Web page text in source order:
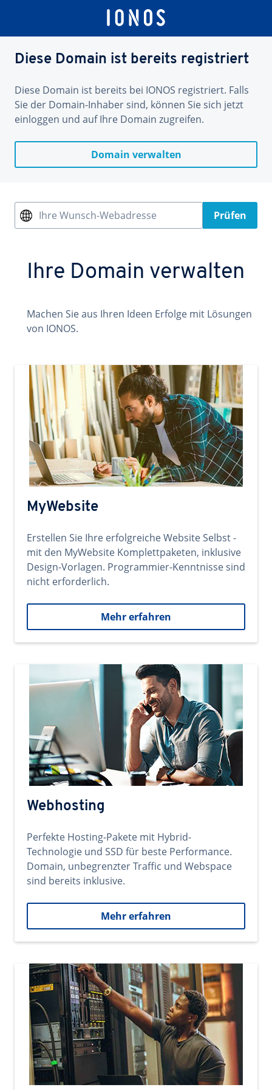
Diese Domain ist bereits registriert
Diese Domain ist bereits bei IONOS registriert. Falls
Sie der Domain-Inhaber sind, können Sie sich jetzt
einloggen und auf Ihre Domain zugreifen.
Domain verwalten
Ihre Wunsch-Webadresse Prüfen
Ihre Domain verwalten
Machen Sie aus Ihren Ideen Erfolge mit Lösungen
von IONOS.
MyWebsite
Erstellen Sie Ihre erfolgreiche Website Selbst -
mit den MyWebsite Komplettpaketen, inklusive
Design-Vorlagen. Programmier-Kenntnisse sind
nicht erforderlich.
Mehr erfahren
Webhosting
Perfekte Hosting-Pakete mit Hybrid-
Technologie und SSD für beste Performance.
Domain, unbegrenzter Traffic und Webspace
sind bereits inklusive.
Mehr erfahren